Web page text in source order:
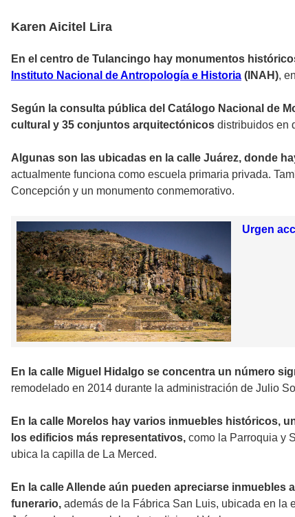
Karen Aicitel Lira
En el centro de Tulancingo hay monumentos
Instituto Nacional de Antropología e Historia (INAH),
Según la consulta pública del Catálogo Nacional de
cultural y 35 conjuntos arquitectónicos distribuidos en
Algunas son las ubicadas en la calle Juárez, donde
actualmente funciona como escuela primaria privada.
Concepción y un monumento conmemorativo.
Urgen
En la calle Miguel Hidalgo se concentra un número
remodelado en 2014 durante la administración de Julio
En la calle Morelos hay varios inmuebles históricos,
los edificios más representativos, como la Parroquia y
ubica la capilla de La Merced.
En la calle Allende aún pueden apreciarse
funerario, además de la Fábrica San Luis, ubicada en la